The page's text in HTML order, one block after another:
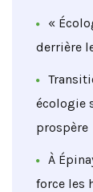
«
derrière
écologie
prospère
À
force les